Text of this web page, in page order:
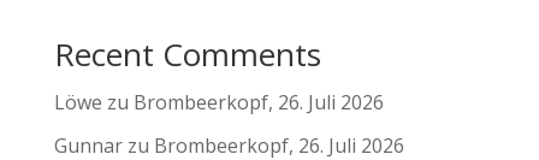
Recent Comments
Löwe zu Brombeerkopf, 26. Juli 2026
Gunnarzu Brombeerkopf, 26. Juli 2026